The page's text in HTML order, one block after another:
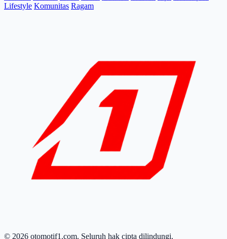
Lifestyle Komunitas Ragam
© 2026 otomotif1.com. Seluruh hak cipta dilindungi.